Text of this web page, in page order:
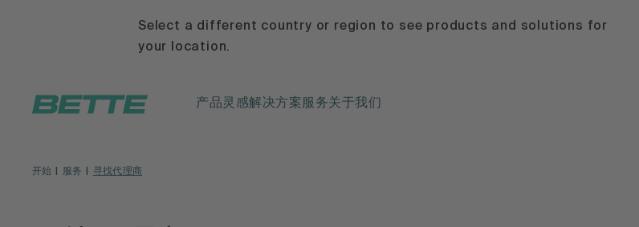
Select a different country or region to see products and solutions for
your location.
产品灵感解决方案服务关于我们
开始 服务 寻找代理商